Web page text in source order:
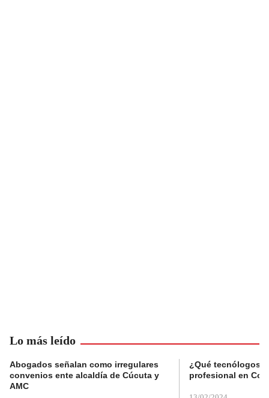
Lo más leído
Abogados señalan como irregulares
convenios ente alcaldía de Cúcuta y
AMC
¿Qué tecnólogos
profesional en